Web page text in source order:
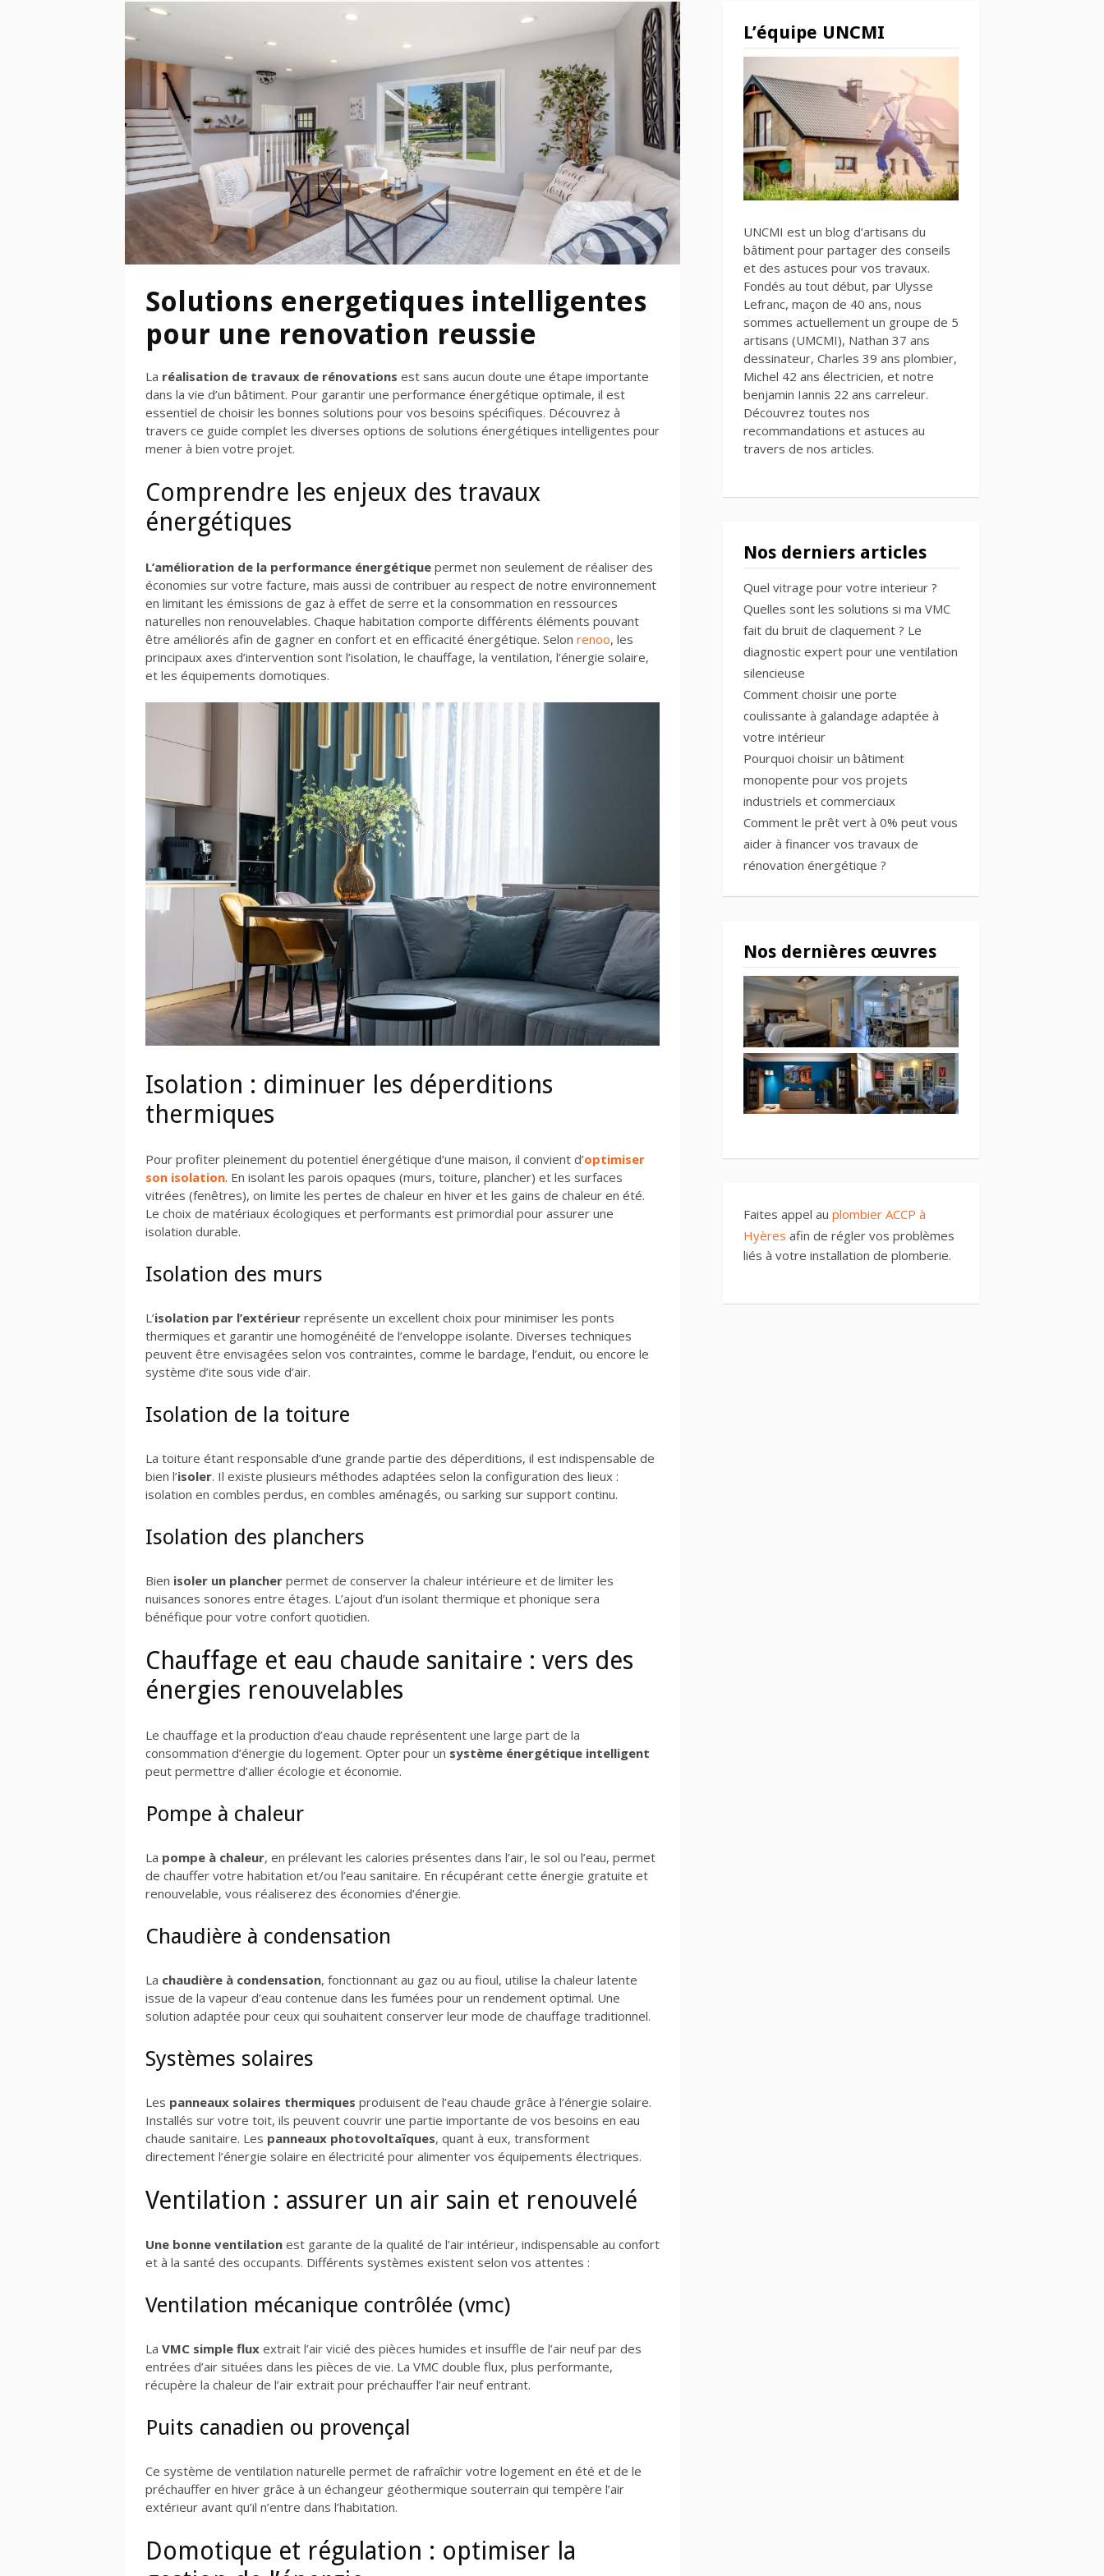
Solutions energetiques intelligentes
pour une renovation reussie
La réalisation de travaux de rénovations est sans aucun doute une étape importante
dans la vie d’un bâtiment. Pour garantir une performance énergétique optimale, il est
essentiel de choisir les bonnes solutions pour vos besoins spécifiques. Découvrez à
travers ce guide complet les diverses options de solutions énergétiques intelligentes pour
mener à bien votre projet.
Comprendre les enjeux des travaux
énergétiques
L’amélioration de la performance énergétique permet non seulement de réaliser des
économies sur votre facture, mais aussi de contribuer au respect de notre environnement
en limitant les émissions de gaz à effet de serre et la consommation en ressources
naturelles non renouvelables. Chaque habitation comporte différents éléments pouvant
être améliorés afin de gagner en confort et en efficacité énergétique. Selon renoo, les
principaux axes d’intervention sont l’isolation, le chauffage, la ventilation, l’énergie solaire,
et les équipements domotiques.
Isolation : diminuer les déperditions
thermiques
Pour profiter pleinement du potentiel énergétique d’une maison, il convient d’optimiser
son isolation. En isolant les parois opaques (murs, toiture, plancher) et les surfaces
vitrées (fenêtres), on limite les pertes de chaleur en hiver et les gains de chaleur en été.
Le choix de matériaux écologiques et performants est primordial pour assurer une
isolation durable.
Isolation des murs
L’isolation par l’extérieur représente un excellent choix pour minimiser les ponts
thermiques et garantir une homogénéité de l’enveloppe isolante. Diverses techniques
peuvent être envisagées selon vos contraintes, comme le bardage, l’enduit, ou encore le
système d’ite sous vide d’air.
Isolation de la toiture
La toiture étant responsable d’une grande partie des déperditions, il est indispensable de
bien l’isoler. Il existe plusieurs méthodes adaptées selon la configuration des lieux :
isolation en combles perdus, en combles aménagés, ou sarking sur support continu.
Isolation des planchers
Bien isoler un plancher permet de conserver la chaleur intérieure et de limiter les
nuisances sonores entre étages. L’ajout d’un isolant thermique et phonique sera
bénéfique pour votre confort quotidien.
Chauffage et eau chaude sanitaire : vers des
énergies renouvelables
Le chauffage et la production d’eau chaude représentent une large part de la
consommation d’énergie du logement. Opter pour un système énergétique intelligent
peut permettre d’allier écologie et économie.
Pompe à chaleur
La pompe à chaleur, en prélevant les calories présentes dans l’air, le sol ou l’eau, permet
de chauffer votre habitation et/ou l’eau sanitaire. En récupérant cette énergie gratuite et
renouvelable, vous réaliserez des économies d’énergie.
Chaudière à condensation
La chaudière à condensation, fonctionnant au gaz ou au fioul, utilise la chaleur latente
issue de la vapeur d’eau contenue dans les fumées pour un rendement optimal. Une
solution adaptée pour ceux qui souhaitent conserver leur mode de chauffage traditionnel.
Systèmes solaires
Les panneaux solaires thermiques produisent de l’eau chaude grâce à l’énergie solaire.
Installés sur votre toit, ils peuvent couvrir une partie importante de vos besoins en eau
chaude sanitaire. Les panneaux photovoltaïques, quant à eux, transforment
directement l’énergie solaire en électricité pour alimenter vos équipements électriques.
Ventilation : assurer un air sain et renouvelé
Une bonne ventilation est garante de la qualité de l’air intérieur, indispensable au confort
et à la santé des occupants. Différents systèmes existent selon vos attentes :
Ventilation mécanique contrôlée (vmc)
La VMC simple flux extrait l’air vicié des pièces humides et insuffle de l’air neuf par des
entrées d’air situées dans les pièces de vie. La VMC double flux, plus performante,
récupère la chaleur de l’air extrait pour préchauffer l’air neuf entrant.
Puits canadien ou provençal
Ce système de ventilation naturelle permet de rafraîchir votre logement en été et de le
préchauffer en hiver grâce à un échangeur géothermique souterrain qui tempère l’air
extérieur avant qu’il n’entre dans l’habitation.
Domotique et régulation : optimiser la
L’équipe UNCMI
UNCMI est un blog d’artisans du
bâtiment pour partager des conseils
et des astuces pour vos travaux.
Fondés au tout début, par Ulysse
Lefranc, maçon de 40 ans, nous
sommes actuellement un groupe de 5
artisans (UMCMI), Nathan 37 ans
dessinateur, Charles 39 ans plombier,
Michel 42 ans électricien, et notre
benjamin Iannis 22 ans carreleur.
Découvrez toutes nos
recommandations et astuces au
travers de nos articles.
Nos derniers articles
Quel vitrage pour votre interieur ?
Quelles sont les solutions si ma VMC
fait du bruit de claquement ? Le
diagnostic expert pour une ventilation
silencieuse
Comment choisir une porte
coulissante à galandage adaptée à
votre intérieur
Pourquoi choisir un bâtiment
monopente pour vos projets
industriels et commerciaux
Comment le prêt vert à 0% peut vous
aider à financer vos travaux de
rénovation énergétique ?
Nos dernières œuvres
Faites appel au plombier ACCP à
Hyères afin de régler vos problèmes
liés à votre installation de plomberie.